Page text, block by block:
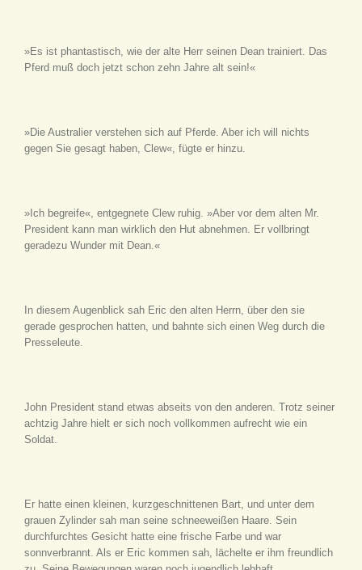
»Es ist phantastisch, wie der alte Herr seinen Dean trainiert. Das
Pferd muß doch jetzt schon zehn Jahre alt sein!«
»Die Australier verstehen sich auf Pferde. Aber ich will nichts
gegen Sie gesagt haben, Clew«, fügte er hinzu.
»Ich begreife«, entgegnete Clew ruhig. »Aber vor dem alten Mr.
President kann man wirklich den Hut abnehmen. Er vollbringt
geradezu Wunder mit Dean.«
In diesem Augenblick sah Eric den alten Herrn, über den sie
gerade gesprochen hatten, und bahnte sich einen Weg durch die
Presseleute.
John President stand etwas abseits von den anderen. Trotz seiner
achtzig Jahre hielt er sich noch vollkommen aufrecht wie ein
Soldat.
Er hatte einen kleinen, kurzgeschnittenen Bart, und unter dem
grauen Zylinder sah man seine schneeweißen Haare. Sein
durchfurchtes Gesicht hatte eine frische Farbe und war
sonnverbrannt. Als er Eric kommen sah, lächelte er ihm freundlich